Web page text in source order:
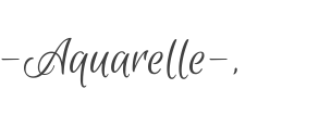
-Aquarelle-,